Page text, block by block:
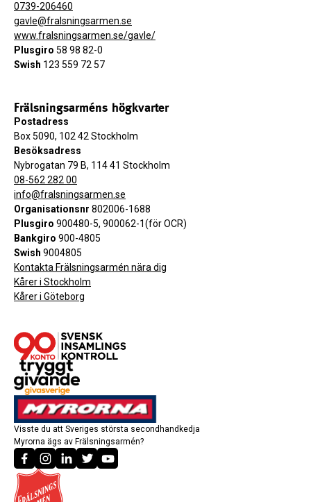
0739-206460
gavle@fralsningsarmen.se
www.fralsningsarmen.se/gavle/
Plusgiro 58 98 82-0
Swish 123 559 72 57
Frälsningsarméns högkvarter
Postadress
Box 5090, 102 42 Stockholm
Besöksadress
Nybrogatan 79 B, 114 41 Stockholm
08-562 282 00
info@fralsningsarmen.se
Organisationsnr 802006-1688
Plusgiro 900480-5, 900062-1(för OCR)
Bankgiro 900-4805
Swish 9004805
Kontakta Frälsningsarmén nära dig
Kårer i Stockholm
Kårer i Göteborg
Visste du att Sveriges största secondhandkedja
Myrorna ägs av Frälsningsarmén?